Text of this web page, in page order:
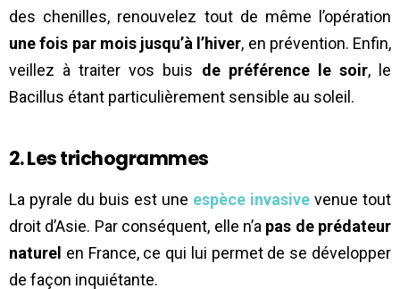
des chenilles, renouvelez tout de même l’opération
une fois par mois jusqu’à l’hiver, en prévention. Enfin,
veillez à traiter vos buis de préférence le soir, le
Bacillus étant particulièrement sensible au soleil.
2.Les trichogrammes
La pyrale du buis est une espèce invasive venue tout
droit d’Asie. Par conséquent, elle n’a pas de prédateur
naturel en France, ce qui lui permet de se développer
de façon inquiétante.